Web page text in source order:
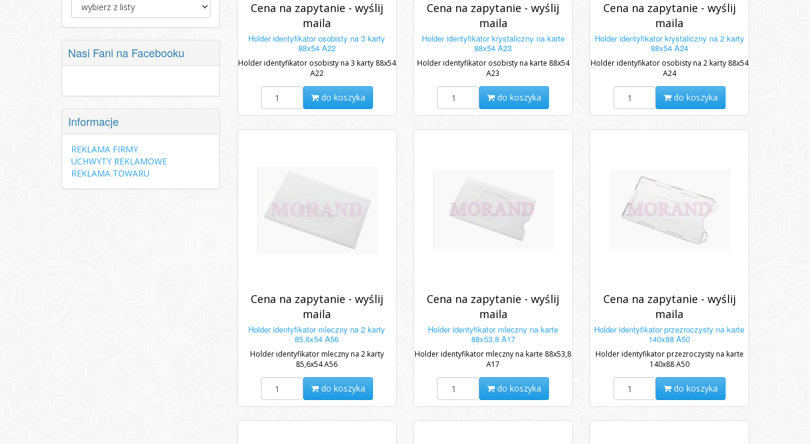
Nasi Fani na Facebooku
Informacje
REKLAMA FIRMY
UCHWYTY REKLAMOWE
REKLAMA TOWARU
Cena na zapytanie - wyślij
maila
Holder identyfikator osobisty na 3 karty
88x54 A22
Holder identyfikator osobisty na 3 karty 88x54
A22
do koszyka
Cena na zapytanie - wyślij
maila
Holder identyfikator krystaliczny na karte
88x54 A23
Holder identyfikator osobisty na karte 88x54
A23
do koszyka
Cena na zapytanie - wyślij
maila
Holder identyfikator krystaliczny na 2 karty
88x54 A24
Holder identyfikator osobisty na 2 karty 88x54
A24
do koszyka
Cena na zapytanie - wyślij
maila
Holder identyfikator mleczny na 2 karty
85,6x54 A56
Holder identyfikator mleczny na 2 karty
85,6x54 A56
do koszyka
Cena na zapytanie - wyślij
maila
Holder identyfikator mleczny na karte
88x53,8 A17
Holder identyfikator mleczny na karte 88x53,8
A17
do koszyka
Cena na zapytanie - wyślij
maila
Holder identyfikator przezroczysty na karte
140x88 A50
Holder identyfikator przezroczysty na karte
140x88 A50
do koszyka